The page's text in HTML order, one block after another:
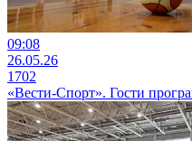
09:08
26.05.26
1702
«Вести-Спорт». Гости